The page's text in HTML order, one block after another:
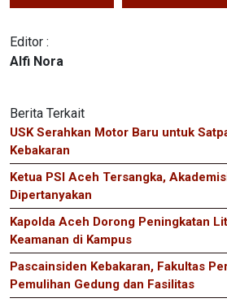
Editor :
Alfi Nora
Berita Terkait
USK Serahkan Motor Baru untuk
Kebakaran
Ketua PSI Aceh Tersangka,
Dipertanyakan
Kapolda Aceh Dorong Peningkatan
Keamanan di Kampus
Pascainsiden Kebakaran, Fakultas
Pemulihan Gedung dan Fasilitas